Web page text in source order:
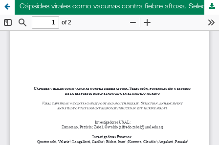
Cápsides virales como vacunas contra fiebre aftosa. Selección, potenciación y estudio de la respuesta inmune inducida en el modelo murino